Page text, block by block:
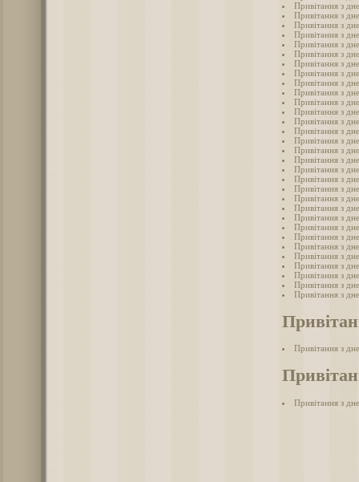
Привітання з
Привітання з
Привітання з
Привітання з
Привітання з
Привітання з
Привітання з
Привітання з
Привітання з
Привітання з
Привітання з
Привітання з
Привітання з
Привітання з
Привітання з
Привітання з
Привітання з
Привітання з
Привітання з
Привітання з
Привітання з
Привітання з
Привітання з
Привітання з
Привітання з
Привітання з
Привітання з
Привітання з
Привітання з
Привітання з
Привітання з
Привітання з
Привітання з